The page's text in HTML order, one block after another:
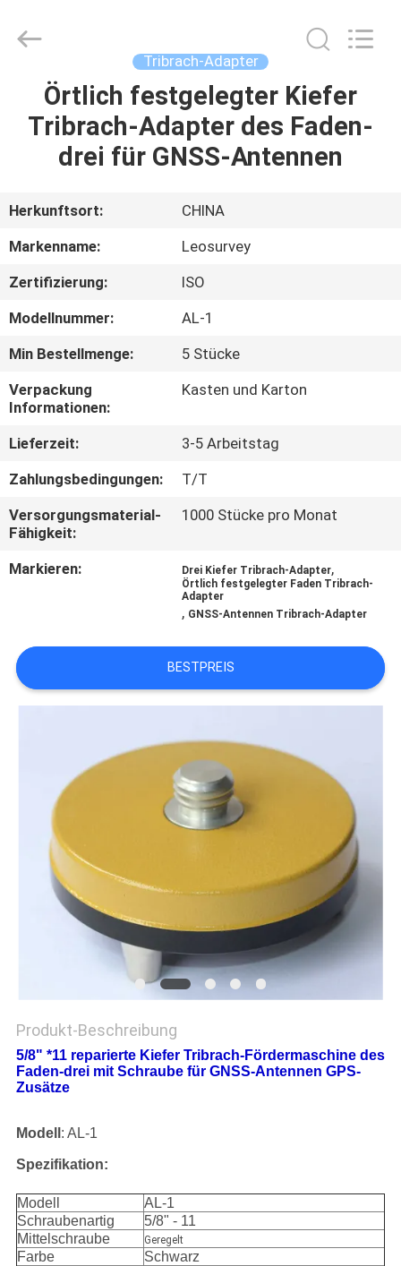
HAUS
PRODUKTE
ÜBER
UNS
FABRIK-
AUSFLUG
QUALITÄTSKONTROLLE
TRETEN
SIE
MIT
UNS
IN
FORDERN
SIE
EIN
SITEMAP
PRIVACY
POLICY
Co.,Ltd.
Tribrach-Adapter
Örtlich festgelegter Kiefer
Tribrach-Adapter des Faden-
drei für GNSS-Antennen
Herkunftsort:
CHINA
Markenname:
Leosurvey
Zertifizierung:
ISO
Modellnummer:
AL-1
Min Bestellmenge:
5 Stücke
Verpackung
Informationen:
Kasten und Karton
Lieferzeit:
3-5 Arbeitstag
Zahlungsbedingungen:
T/T
Versorgungsmaterial-
Fähigkeit:
1000 Stücke pro Monat
Markieren: Drei Kiefer Tribrach-Adapter,
Örtlich festgelegter Faden Tribrach-
Adapter
, GNSS-Antennen Tribrach-Adapter
BESTPREIS
Produkt-Beschreibung
5/8" *11 reparierte Kiefer Tribrach-Fördermaschine des
Faden-drei mit Schraube für GNSS-Antennen GPS-
Zusätze
Modell : AL-1
Spezifikation:
Modell
AL-1
Schraubenartig
5/8" - 11
Mittelschraube
Geregelt
Farbe
Schwarz